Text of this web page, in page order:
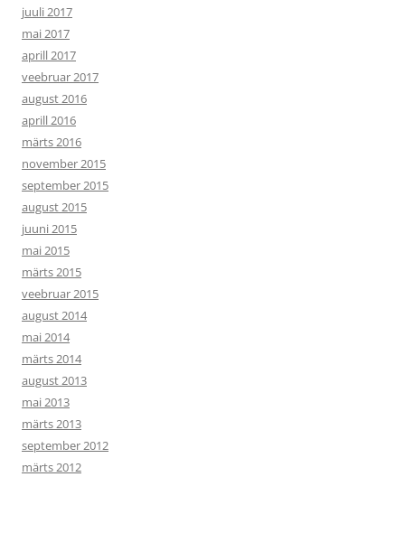
juuli 2017
mai 2017
aprill 2017
veebruar 2017
august 2016
aprill 2016
märts 2016
november 2015
september 2015
august 2015
juuni 2015
mai 2015
märts 2015
veebruar 2015
august 2014
mai 2014
märts 2014
august 2013
mai 2013
märts 2013
september 2012
märts 2012